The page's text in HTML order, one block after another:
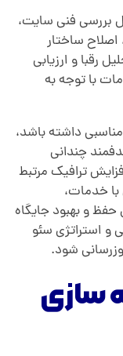
بررسی فنی سایت،
ساختار
رقبا و ارزیابی
با توجه به
داشته باشد،
چندانی
ترافیک مرتبط
خدمات،
و بهبود جایگاه
و استراتژی سئو
شود.
سازی